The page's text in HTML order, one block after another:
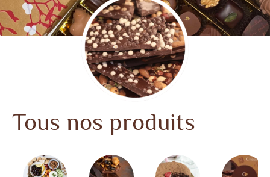
Tous nos produits